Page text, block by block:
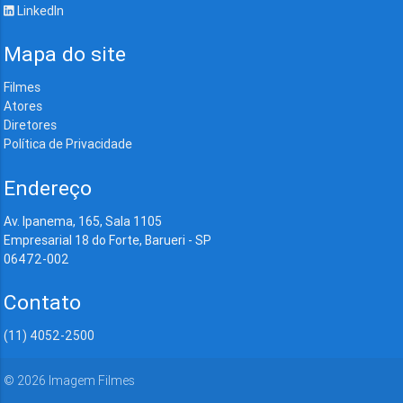
LinkedIn
Mapa do site
Filmes
Atores
Diretores
Política de Privacidade
Endereço
Av. Ipanema, 165, Sala 1105
Empresarial 18 do Forte, Barueri - SP
06472-002
Contato
(11) 4052-2500
© 2026 Imagem Filmes